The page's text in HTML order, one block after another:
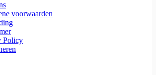
voorwaarden
Policy